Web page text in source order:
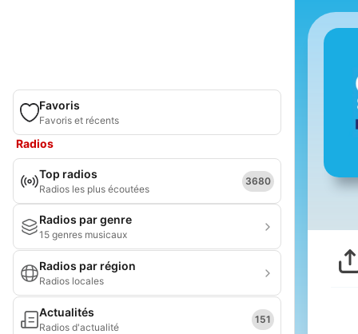
Favoris
Favoris et récents
Radios
Top radios
Radios les plus écoutées
3680
Radios par genre
15 genres musicaux
Radios par région
Radios locales
Actualités
Radios d'actualité
151